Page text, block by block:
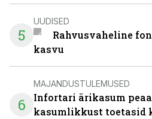
5
UUDISED
Rahvusvaheline
kasvu
6
MAJANDUSTULEMUSED
Infortari ärikasum
kasumlikkust toetasid